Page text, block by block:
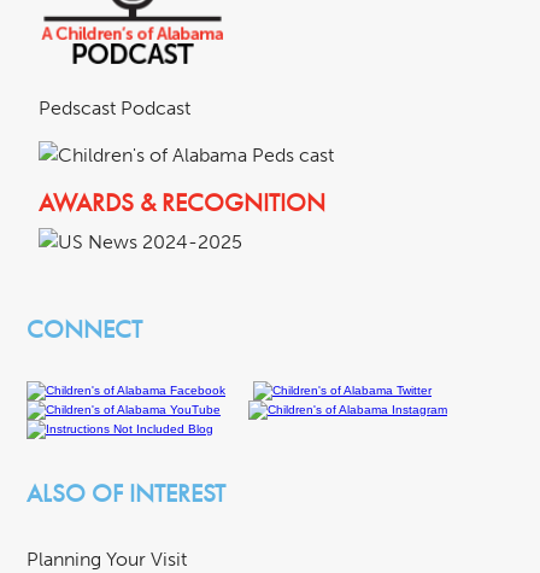
Pedscast Podcast
AWARDS & RECOGNITION
CONNECT
ALSO OF INTEREST
Planning Your Visit